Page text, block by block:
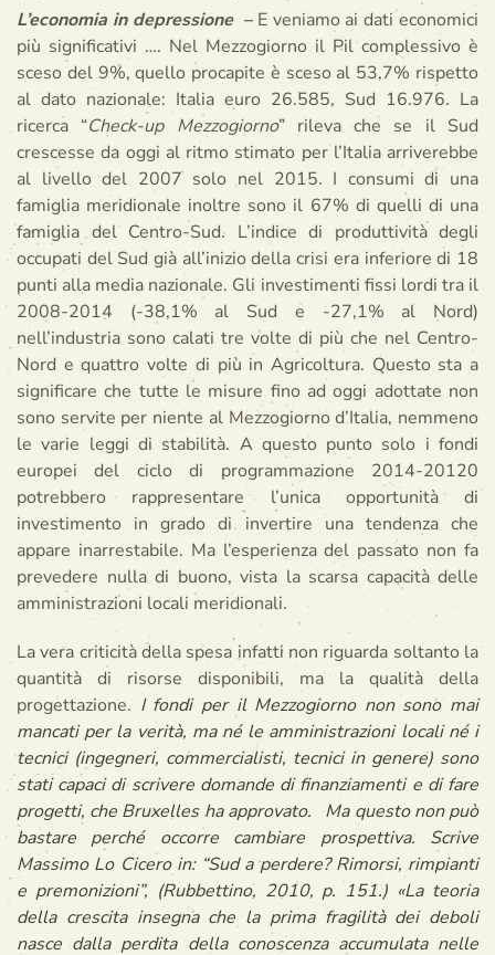
L’economia in depressione – E veniamo ai dati economici
più significativi …. Nel Mezzogiorno il Pil complessivo è
sceso del 9%, quello procapite è sceso al 53,7% rispetto
al dato nazionale: Italia euro 26.585, Sud 16.976. La
ricerca “Check-up Mezzogiorno” rileva che se il Sud
crescesse da oggi al ritmo stimato per l’Italia arriverebbe
al livello del 2007 solo nel 2015. I consumi di una
famiglia meridionale inoltre sono il 67% di quelli di una
famiglia del Centro-Sud. L’indice di produttività degli
occupati del Sud già all’inizio della crisi era inferiore di 18
punti alla media nazionale. Gli investimenti fissi lordi tra il
2008-2014 (-38,1% al Sud e -27,1% al Nord)
nell’industria sono calati tre volte di più che nel Centro-
Nord e quattro volte di più in Agricoltura. Questo sta a
significare che tutte le misure fino ad oggi adottate non
sono servite per niente al Mezzogiorno d’Italia, nemmeno
le varie leggi di stabilità. A questo punto solo i fondi
europei del ciclo di programmazione 2014-20120
potrebbero rappresentare l’unica opportunità di
investimento in grado di invertire una tendenza che
appare inarrestabile. Ma l’esperienza del passato non fa
prevedere nulla di buono, vista la scarsa capacità delle
amministrazioni locali meridionali.
La vera criticità della spesa infatti non riguarda soltanto la
quantità di risorse disponibili, ma la qualità della
progettazione. I fondi per il Mezzogiorno non sono mai
mancati per la verità, ma né le amministrazioni locali né i
tecnici (ingegneri, commercialisti, tecnici in genere) sono
stati capaci di scrivere domande di finanziamenti e di fare
progetti, che Bruxelles ha approvato.
Ma questo non può
bastare perché occorre cambiare prospettiva. Scrive
Massimo Lo Cicero in: “Sud a perdere? Rimorsi, rimpianti
e premonizioni”, (Rubbettino, 2010, p. 151.) «La teoria
della crescita insegna che la prima fragilità dei deboli
nasce dalla perdita della conoscenza accumulata nelle